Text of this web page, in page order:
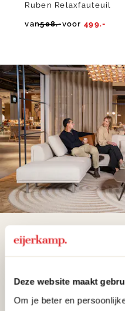
Deze website maakt
Om je beter en
Ruben Relaxfauteuil
van508.-voor 499.-
De
Wie kent het